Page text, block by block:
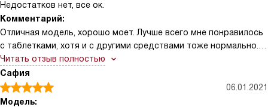
Недостатков нет, все ок.
Комментарий:
Отличная модель, хорошо моет. Лучше всего мне понравилось
с таблетками, хотя и с другими средствами тоже нормально. С
покупкой данной машины, забыли, что такое мыть посуду
руками. С большим удовольствием даю рекомендацию к
покупке данной модели.
Читать отзыв полностью
Сафия
06.01.2021
Модель: